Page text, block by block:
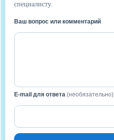
специалисту.
Ваш вопрос или комментарий
E-mail для ответа (необязательно)